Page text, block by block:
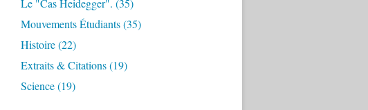
Le "cas Heidegger". (35)
Mouvements Étudiants(35)
Histoire(22)
Extraits & Citations(19)
Science(19)